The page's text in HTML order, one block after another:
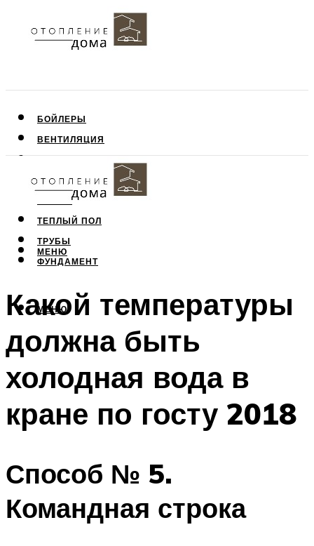
БОЙЛЕРЫ
ВЕНТИЛЯЦИЯ
ПОТОЛОК
СТЕНЫ
ТЕПЛЫЙ ПОЛ
ТРУБЫ
ФУНДАМЕНТ
МЕНЮ
МЕНЮ
Какой температуры
должна быть
холодная вода в
кране по госту 2018
Способ № 5.
Командная строка